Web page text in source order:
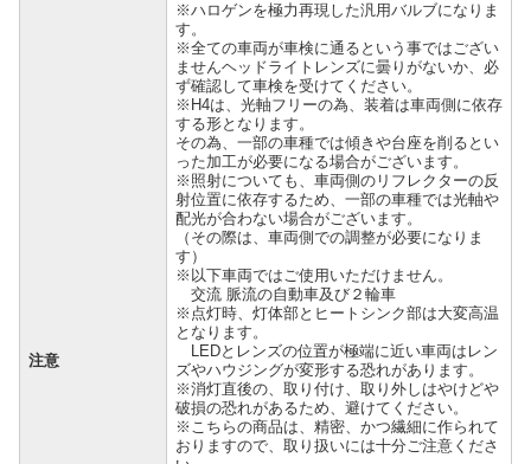
注意
※ハロゲンを極力再現した汎用バルブになりま
す。
※全ての車両が車検に通るという事ではござい
ませんヘッドライトレンズに曇りがないか、必
ず確認して車検を受けてください。
※H4は、光軸フリーの為、装着は車両側に依存
する形となります。
その為、一部の車種では傾きや台座を削るとい
った加工が必要になる場合がございます。
※照射についても、車両側のリフレクターの反
射位置に依存するため、一部の車種では光軸や
配光が合わない場合がございます。
（その際は、車両側での調整が必要になりま
す）
※以下車両ではご使用いただけません。
交流 脈流の自動車及び２輪車
※点灯時、灯体部とヒートシンク部は大変高温
となります。
LEDとレンズの位置が極端に近い車両はレン
ズやハウジングが変形する恐れがあります。
※消灯直後の、取り付け、取り外しはやけどや
破損の恐れがあるため、避けてください。
※こちらの商品は、精密、かつ繊細に作られて
おりますので、取り扱いには十分ご注意くださ